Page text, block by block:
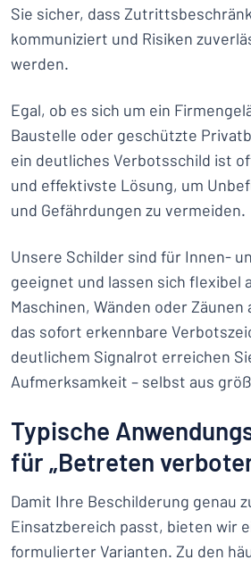
Sie sicher, dass
kommuniziert und Risiken
werden.
Egal, ob es sich um ein
Baustelle oder geschützte
ein deutliches Verbotsschild ist
und effektivste Lösung, um
und Gefährdungen zu vermeiden.
Unsere Schilder sind für Innen-
geeignet und lassen sich flexibel
Maschinen, Wänden oder
das sofort erkennbare
deutlichem Signalrot erreichen
Aufmerksamkeit – selbst aus
Typische
für „Betreten
Damit Ihre Beschilderung genau
Einsatzbereich passt, bieten wir
formulierter Varianten. Zu den